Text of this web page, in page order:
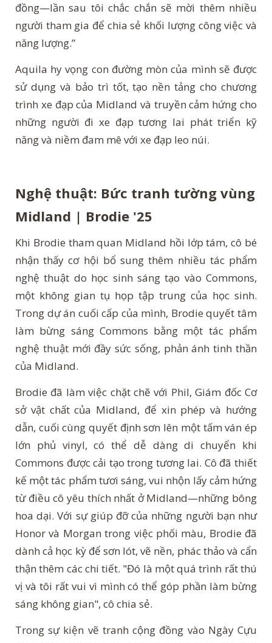
đồng—lần sau tôi chắc chắn sẽ mời thêm nhiều
người tham gia để chia sẻ khối lượng công việc và
năng lượng.”
Aquila hy vọng con đường mòn của mình sẽ được
sử dụng và bảo trì tốt, tạo nền tảng cho chương
trình xe đạp của Midland và truyền cảm hứng cho
những người đi xe đạp tương lai phát triển kỹ
năng và niềm đam mê với xe đạp leo núi.
Nghệ thuật: Bức tranh tường vùng
Midland | Brodie '25
Khi Brodie tham quan Midland hồi lớp tám, cô bé
nhận thấy cơ hội bổ sung thêm nhiều tác phẩm
nghệ thuật do học sinh sáng tạo vào Commons,
một không gian tụ họp tập trung của học sinh.
Trong dự án cuối cấp của mình, Brodie quyết tâm
làm bừng sáng Commons bằng một tác phẩm
nghệ thuật mới đầy sức sống, phản ánh tinh thần
của Midland.
Brodie đã làm việc chặt chẽ với Phil, Giám đốc Cơ
sở vật chất của Midland, để xin phép và hướng
dẫn, cuối cùng quyết định sơn lên một tấm ván ép
lớn phủ vinyl, có thể dễ dàng di chuyển khi
Commons được cải tạo trong tương lai. Cô đã thiết
kế một tác phẩm tươi sáng, vui nhộn lấy cảm hứng
từ điều cô yêu thích nhất ở Midland—những bông
hoa dại. Với sự giúp đỡ của những người bạn như
Honor và Morgan trong việc phối màu, Brodie đã
dành cả học kỳ để sơn lót, vẽ nền, phác thảo và cẩn
thận thêm các chi tiết. "Đó là một quá trình rất thú
vị và tôi rất vui vì mình có thể góp phần làm bừng
sáng không gian", cô chia sẻ.
Trong sự kiện vẽ tranh cộng đồng vào Ngày Cựu